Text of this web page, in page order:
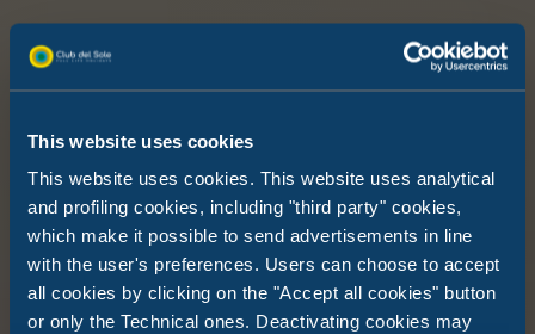
This website uses cookies
This website uses cookies. This website uses analytical
and profiling cookies, including "third party" cookies,
which make it possible to send advertisements in line
with the user's preferences. Users can choose to accept
all cookies by clicking on the "Accept all cookies" button
or only the Technical ones. Deactivating cookies may